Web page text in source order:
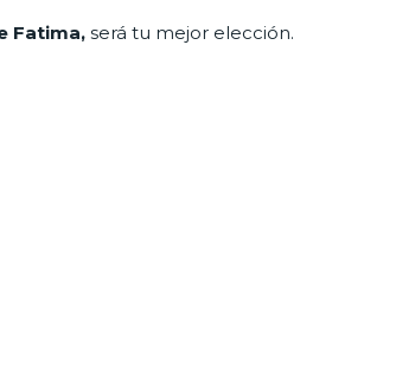
Fatima,será tu mejor elección.